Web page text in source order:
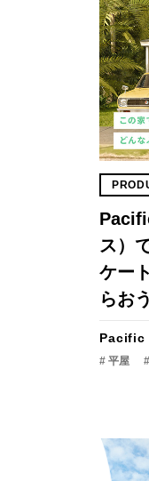
ス）
ケー
らお
Pacific
# 平屋